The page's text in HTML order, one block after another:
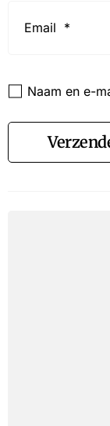
Naam en e-